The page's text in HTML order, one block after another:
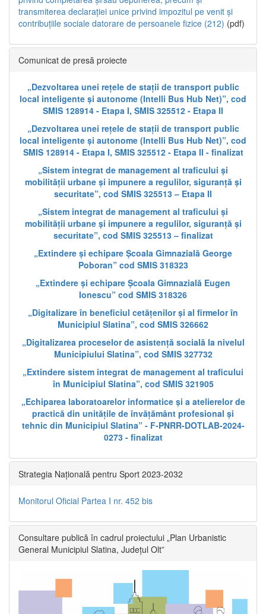
transmiterea declarației unice privind impozitul pe venit și
contribuțiile sociale datorare de persoanele fizice (212) (pdf)
Comunicat de presă proiecte
„Dezvoltarea unei rețele de stații de transport public
local inteligente și autonome (Intelli Bus Hub Net)”, cod
SMIS 128914 - Etapa I, SMIS 325512 - Etapa II
„Dezvoltarea unei rețele de stații de transport public
local inteligente și autonome (Intelli Bus Hub Net)”, cod
SMIS 128914 - Etapa I, SMIS 325512 - Etapa II - finalizat
„Sistem integrat de management al traficului și
mobilității urbane și impunere a regulilor, siguranță și
securitate”, cod SMIS 325513 – Etapa II
„Sistem integrat de management al traficului și
mobilității urbane și impunere a regulilor, siguranță și
securitate”, cod SMIS 325513 – finalizat
„Extindere și echipare Școala Gimnazială George
Poboran” cod SMIS 318323
„Extindere și echipare Școala Gimnazială Eugen
Ionescu” cod SMIS 318326
„Digitalizare în beneficiul cetățenilor și al firmelor în
Municipiul Slatina”, cod SMIS 326662
„Digitalizarea proceselor de asistență socială la nivelul
Municipiului Slatina”, cod SMIS 327732
„Extindere sistem integrat de management al traficului
în Municipiul Slatina”, cod SMIS 321905
„Echiparea laboratoarelor informatice și a atelierelor de
practică din unitățile de învățământ profesional și
tehnic din Municipiul Slatina” - F-PNRR-DOTLAB-2024-
0273 - finalizat
Strategia Națională pentru Sport 2023-2032
Monitorul Oficial Partea I nr. 452 bis
Consultare publică în cadrul proiectului „Plan Urbanistic
General Municipiul Slatina, Județul Olt”